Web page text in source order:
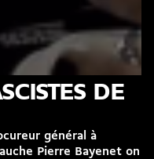
DE
général à
Pierre Bayenet on